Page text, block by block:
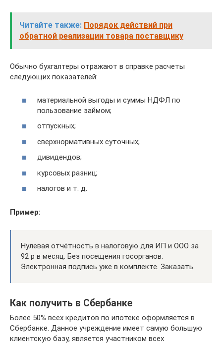
Читайте также: Порядок действий при
обратной реализации товара поставщику
Обычно бухгалтеры отражают в справке расчеты
следующих показателей:
материальной выгоды и суммы НДФЛ по
пользование займом;
отпускных;
сверхнормативных суточных;
дивидендов;
курсовых разниц;
налогов и т. д.
Пример:
Нулевая отчётность в налоговую для ИП и ООО за
92 р в месяц. Без посещения госорганов.
Электронная подпись уже в комплекте. Заказать.
Как получить в Сбербанке
Более 50% всех кредитов по ипотеке оформляется в
Сбербанке. Данное учреждение имеет самую большую
клиентскую базу, является участником всех